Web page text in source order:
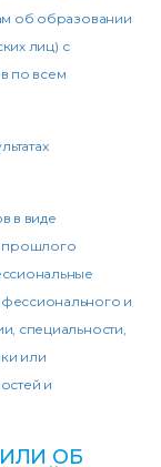
об образовании
лиц) с
по всем
в виде
прошлого
и
специальности,
или
и
ОБ